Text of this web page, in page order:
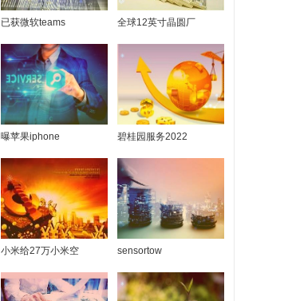
已获微软teams 全球12英寸晶圆厂
曝苹果iphone 碧桂园服务2022
小米给27万小米空 sensortow